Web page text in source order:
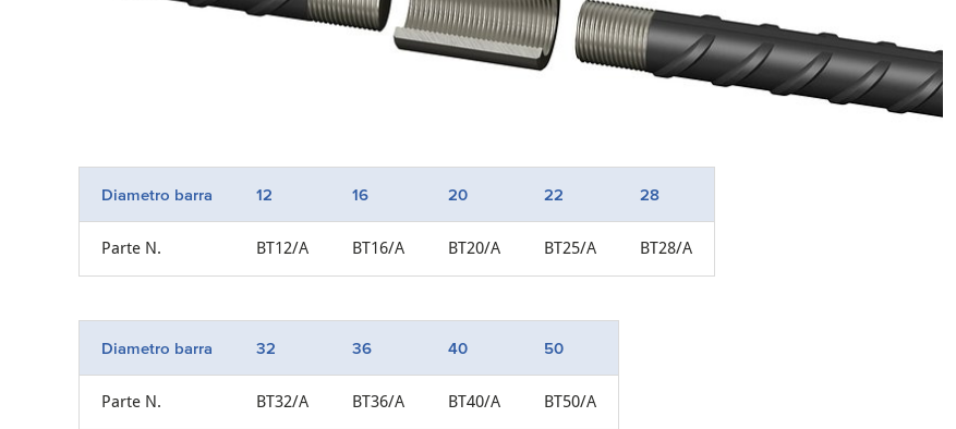
Diametro barra 12 16 20 22 28
Parte N. BT12/A BT16/A BT20/A BT25/A BT28/A
Diametro barra 32 36 40 50
Parte N. BT32/A BT36/A BT40/A BT50/A